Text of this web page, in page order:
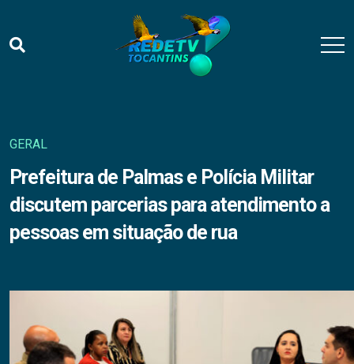
GERAL
Prefeitura de Palmas e Polícia Militar
discutem parcerias para atendimento a
pessoas em situação de rua